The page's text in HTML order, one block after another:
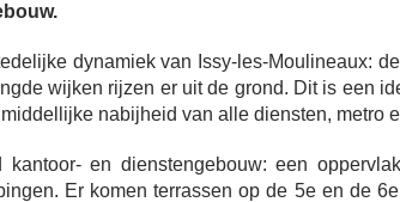
dynamiek van Issy-les-Moulineaux:
wijken rijzen er uit de grond. Dit is een
nabijheid van alle diensten, metro
kantoor- en dienstengebouw: een
Er komen terrassen op de 5e en de